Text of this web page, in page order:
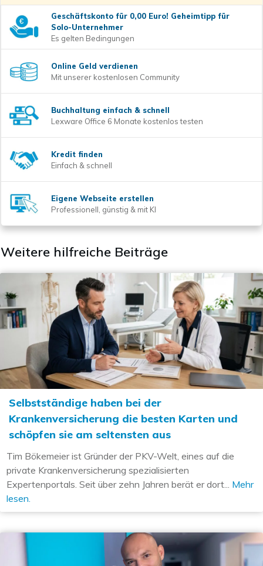
Geschäftskonto für 0,00 Euro! Geheimtipp für
Solo-Unternehmer
Es gelten Bedingungen
Online Geld verdienen
Mit unserer kostenlosen Community
Buchhaltung einfach & schnell
Lexware Office 6 Monate kostenlos testen
Kredit finden
Einfach & schnell
Eigene Webseite erstellen
Professionell, günstig & mit KI
Weitere hilfreiche Beiträge
Selbstständige haben bei der
Krankenversicherung die besten Karten und
schöpfen sie am seltensten aus
Tim Bökemeier ist Gründer der PKV-Welt, eines auf die
private Krankenversicherung spezialisierten
Expertenportals. Seit über zehn Jahren berät er dort... Mehr
lesen.